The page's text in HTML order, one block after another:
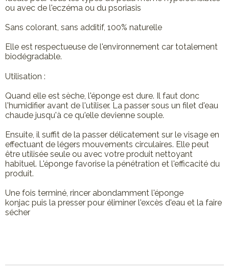
ou avec de l'eczéma ou du psoriasis
Sans colorant, sans additif, 100% naturelle
Elle est respectueuse de l'environnement car totalement
biodégradable.
Utilisation :
Quand elle est sèche, l'éponge est dure. Il faut donc
l'humidifier avant de l'utiliser. La passer sous un filet d'eau
chaude jusqu'à ce qu'elle devienne souple.
Ensuite, il suffit de la passer délicatement sur le visage en
effectuant de légers mouvements circulaires. Elle peut
être utilisée seule ou avec votre produit nettoyant
habituel. L'éponge favorise la pénétration et l'efficacité du
produit.
Une fois terminé, rincer abondamment l'éponge
konjac puis la presser pour éliminer l'excès d'eau et la faire
sécher